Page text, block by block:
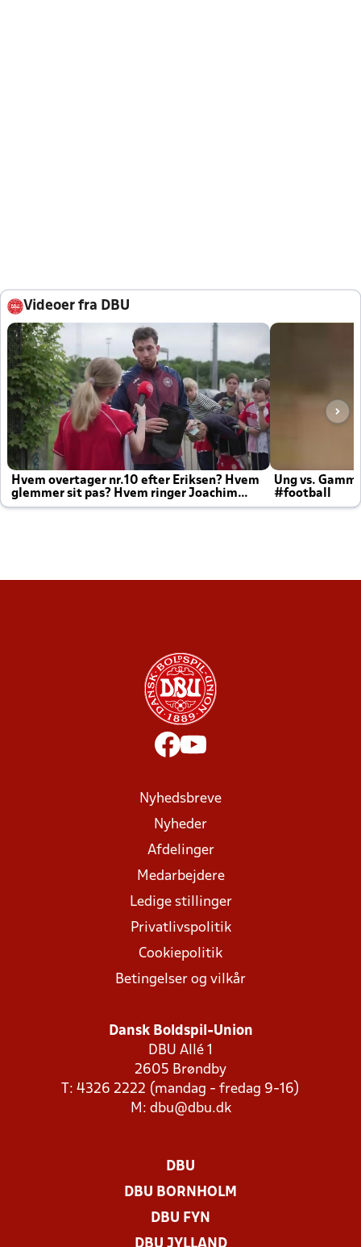
Videoer fra DBU
Hvem overtager nr.10 efter Eriksen? Hvem
glemmer sit pas? Hvem ringer Joachim
altid til efter kampe?
Ung vs.
#football
Nyhedsbreve
Nyheder
Afdelinger
Medarbejdere
Ledige stillinger
Privatlivspolitik
Cookiepolitik
Betingelser og vilkår
Dansk Boldspil-Union
DBU Allé 1
2605 Brøndby
T: 4326 2222 (mandag - fredag 9-16)
M: dbu@dbu.dk
DBU
DBU BORNHOLM
DBU FYN